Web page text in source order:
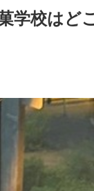
学校はど